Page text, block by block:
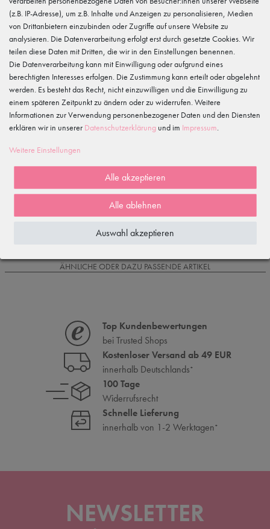
033606-779250
Hersteller
tanzmuster
Gewerbeparkring 2, 15299 Müllrose, Deutschland
service@tanzmuster.de
033606-779250
Kundenrezensionen
5
3
2
Rezensionen werden geladen...
WIRD OFT GEKAUFT MIT...
ÄHNLICHE ODER DAZU PASSENDE ARTIKEL
Top Kundenbewertungen
bei Trusted Shops
Kostenloser Versand ab 49 EUR
innerhalb Deutschlands*
100 Tage
Widerrufsrecht
Schnelle Lieferung
innerhalb von 1-2 Werktagen*
NEWSLETTER
(z.B. IP-Adresse), um z.B. Inhalte und Anzeigen zu personalisieren, Medien
von Drittanbietern einzubinden oder Zugriffe auf unsere Website zu
analysieren. Die Datenverarbeitung erfolgt erst durch gesetzte Cookies. Wir
teilen diese Daten mit Dritten, die wir in den Einstellungen benennen.
Die Datenverarbeitung kann mit Einwilligung oder aufgrund eines
berechtigten Interesses erfolgen. Die Zustimmung kann erteilt oder abgelehnt
werden. Es besteht das Recht, nicht einzuwilligen und die Einwilligung zu
einem späteren Zeitpunkt zu ändern oder zu widerrufen. Weitere
Informationen zur Verwendung personenbezogener Daten und den Diensten
erklären wir in unserer Daten­schutz­erklärung und im Impressum.
Weitere Einstellungen
Alle akzeptieren
Alle ablehnen
Auswahl akzeptieren